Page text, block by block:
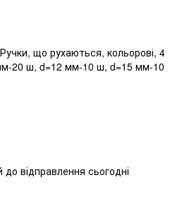
що рухаються, кольорові, 4
20 ш, d=12 мм-10 ш, d=15 мм-10
до відправлення сьогодні